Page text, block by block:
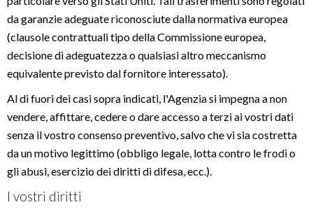
da garanzie adeguate riconosciute dalla normativa europea
(clausole contrattuali tipo della Commissione europea,
decisione di adeguatezza o qualsiasi altro meccanismo
equivalente previsto dal fornitore interessato).
Al di fuori dei casi sopra indicati, l'Agenzia si impegna a non
vendere, affittare, cedere o dare accesso a terzi ai vostri dati
senza il vostro consenso preventivo, salvo che vi sia costretta
da un motivo legittimo (obbligo legale, lotta contro le frodi o
gli abusi, esercizio dei diritti di difesa, ecc.).
I vostri diritti